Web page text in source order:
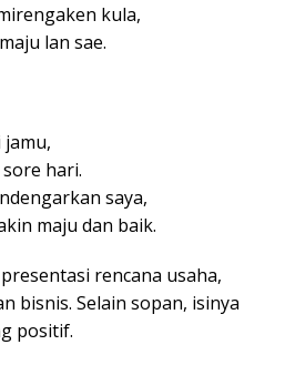
kula,
lan sae.
hari.
saya,
maju dan baik.
rencana usaha,
bisnis. Selain sopan, isinya
positif.